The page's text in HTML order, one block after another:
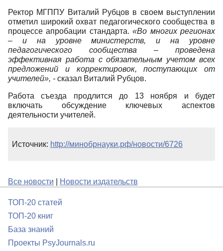
Ректор МГППУ Виталий Рубцов в своем выступлении
отметил широкий охват педагогического сообщества в
процессе апробации стандарта.«Во многих регионах
– и на уровне министерств, и на уровне
педагогического сообщества – проведена
эффективная работа с обязательным учетом всех
предложений и корректировок, поступающих от
учителей», - сказал Виталий Рубцов.
Работа съезда продлится до 13 ноября и будет
включать обсуждение ключевых аспектов
деятельности учителей.
Источник: http://минобрнауки.рф/новости/6726
Все новости Новости издательств
ТОП-20 статей
ТОП-20 книг
База знаний
Проекты PsyJournals.ru